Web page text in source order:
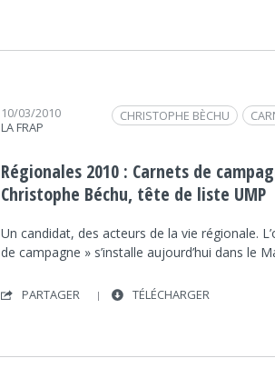
10/03/2010
LA FRAP
CHRISTOPHE BÈCHU
UMP
Régionales 2010 : Carnets de
Christophe Béchu, tête de liste UMP
Un candidat, des acteurs de la vie régionale.
de campagne » s’installe aujourd’hui dans le
PARTAGER TÉLÉCHARGER